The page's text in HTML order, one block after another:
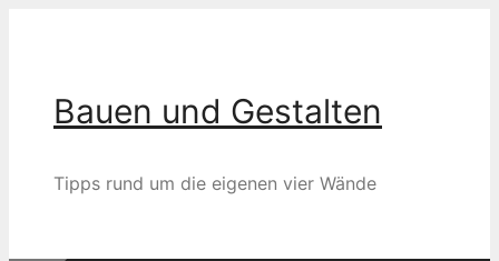
Bauen und Gestalten
Tipps rund um die eigenen vier Wände